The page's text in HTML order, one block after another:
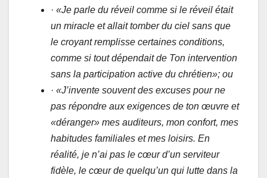
· «Je parle du réveil comme si le réveil était
un miracle et allait tomber du ciel sans que
le croyant remplisse certaines conditions,
comme si tout dépendait de Ton intervention
sans la participation active du chrétien»; ou
· «J’invente souvent des excuses pour ne
pas répondre aux exigences de ton œuvre et
«déranger» mes auditeurs, mon confort, mes
habitudes familiales et mes loisirs. En
réalité, je n’ai pas le cœur d’un serviteur
fidèle, le cœur de quelqu’un qui lutte dans la